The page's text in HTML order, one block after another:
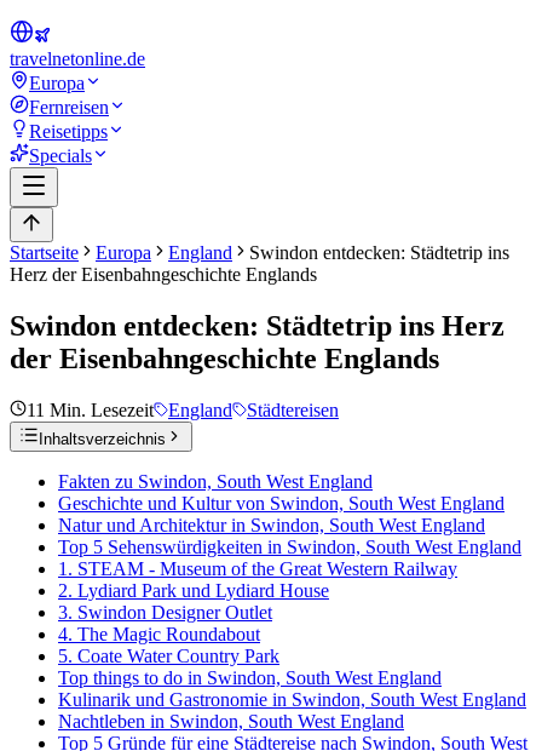
travelnetonline.de
Europa
Fernreisen
Reisetipps
Specials
Startseite Europa England
Swindon entdecken: Städtetrip ins
Herz der Eisenbahngeschichte Englands
Swindon entdecken: Städtetrip ins Herz
der Eisenbahngeschichte Englands
11 Min. Lesezeit England Städtereisen
Inhaltsverzeichnis
Fakten zu Swindon, South West England
Geschichte und Kultur von Swindon, South West England
Natur und Architektur in Swindon, South West England
Top 5 Sehenswürdigkeiten in Swindon, South West England
1. STEAM - Museum of the Great Western Railway
2. Lydiard Park und Lydiard House
3. Swindon Designer Outlet
4. The Magic Roundabout
5. Coate Water Country Park
Top things to do in Swindon, South West England
Kulinarik und Gastronomie in Swindon, South West England
Nachtleben in Swindon, South West England
Top 5 Gründe für eine Städtereise nach Swindon, South West